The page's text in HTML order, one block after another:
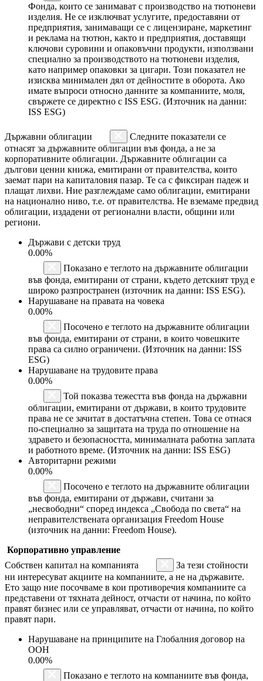
Фонда, които се занимават с производство на тютюневи
изделия. Не се изключват услугите, предоставяни от
предприятия, занимаващи се с лицензиране, маркетинг
и реклама на тютюн, както и предприятия, доставящи
ключови суровини и опаковъчни продукти, използвани
специално за производството на тютюневи изделия,
като например опаковки за цигари. Този показател не
изисква минимален дял от дейностите в оборота. Ако
имате въпроси относно данните за компаниите, моля,
свържете се директно с ISS ESG. (Източник на данни:
ISS ESG)
Държавни облигации
Следните показатели се
отнасят за държавните облигации във фонда, а не за
корпоративните облигации. Държавните облигации са
дългови ценни книжа, емитирани от правителства, които
заемат пари на капиталовия пазар. Те са с фиксиран падеж и
плащат лихви. Ние разглеждаме само облигации, емитирани
на национално ниво, т.е. от правителства. Не вземаме предвид
облигации, издадени от регионални власти, общини или
региони.
Държави с детски труд
0.00%
Показано е теглото на държавните облигации
във фонда, емитирани от страни, където детският труд е
широко разпространен (източник на данни: ISS ESG).
Нарушаване на правата на човека
0.00%
Посочено е теглото на държавните облигации
във фонда, емитирани от страни, в които човешките
права са силно ограничени. (Източник на данни: ISS
ESG)
Нарушаване на трудовите права
0.00%
Той показва тежестта във фонда на държавни
облигации, емитирани от държави, в които трудовите
права не се зачитат в достатъчна степен. Това се отнася
по-специално за защитата на труда по отношение на
здравето и безопасността, минималната работна заплата
и работното време. (Източник на данни: ISS ESG)
Авторитарни режими
0.00%
Посочено е теглото на държавните облигации
във фонда, емитирани от държави, считани за
„несвободни“ според индекса „Свобода по света“ на
неправителствената организация Freedom House
(източник на данни: Freedom House).
Корпоративно управление
Собствен капитал на компанията
За тези стойности
ни интересуват акциите на компаниите, а не на държавите.
Ето защо ние посочваме в кои противоречия компаниите са
представени от тяхната дейност, отчасти от начина, по който
правят бизнес или се управляват, отчасти от начина, по който
правят пари.
Нарушаване на принципите на Глобалния договор на
ООН
0.00%
Показано е теглото на компаниите във фонда,